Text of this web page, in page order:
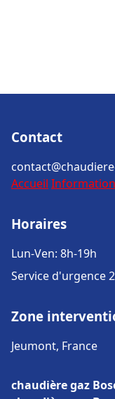
Contact
Accueil
Horaires
Lun-Ven: 8h-19h
Service d'urgence
Zone
Jeumont, France
chaudière gaz